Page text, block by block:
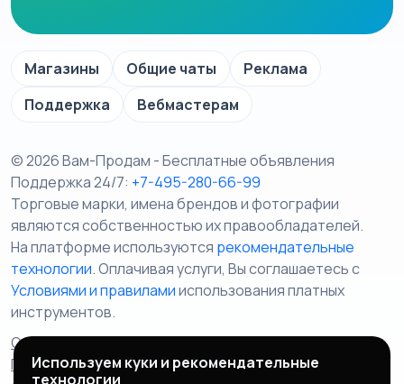
Магазины Общие чаты
Реклама
Поддержка
Вебмастерам
© 2026 Вам-Продам - Бесплатные объявления
Поддержка 24/7: +7-495-280-66-99
Торговые марки, имена брендов и фотографии
являются собственностью их правообладателей.
На платформе используются рекомендательные
технологии. Оплачивая услуги, Вы соглашаетесь c
Условиями и правиламииспользования платных
инструментов.
Отказ от ответственности
Правила сервиса
Политика конфиденциальности
Пользовательское
Используем куки и рекомендательные
технологии